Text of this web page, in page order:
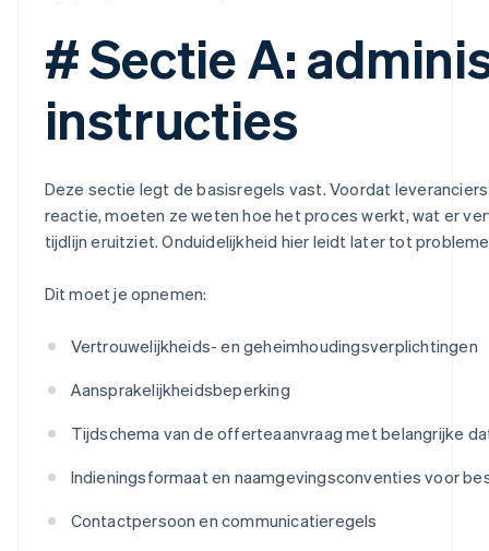
# Sectie A:
instructies
Deze sectie legt de basisregels vast. Voordat
reactie, moeten ze weten hoe het proces werkt, wat er
tijdlijn eruitziet. Onduidelijkheid hier leidt later tot
Dit moet je opnemen:
Vertrouwelijkheids- en geheimhoudingsverplichtingen
Aansprakelijkheidsbeperking
Tijdschema van de offerteaanvraag met belangrijke
Indieningsformaat en naamgevingsconventies voor
Contactpersoon en communicatieregels